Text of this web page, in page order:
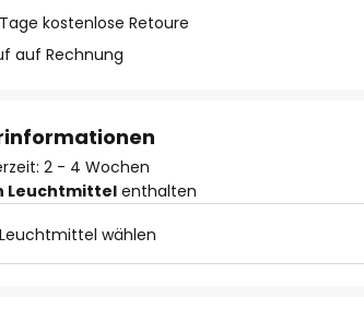
kostenlose Retoure
auf Rechnung
2 - 4 Wochen
Leuchtmittel enthalten
wählen